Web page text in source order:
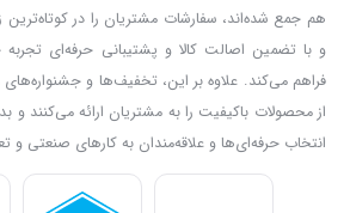
هم جمع شده‌اند، سفارشات مشتریان را در
و با تضمین اصالت کالا و پشتیبانی حرفه‌ای
فراهم می‌کند. علاوه بر این، تخفیف‌ها و
انتخاب حرفه‌ای‌ها و علاقه‌مندان به کارهای صنعتی و